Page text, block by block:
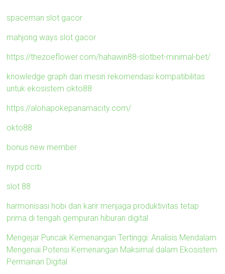
spaceman slot gacor
mahjong ways slot gacor
https://thezoeflower.com/hahawin88-slotbet-minimal-bet/
knowledge graph dan mesin rekomendasi kompatibilitas
untuk ekosistem okto88
https://alohapokepanamacity.com/
okto88
bonus new member
nypd ccrb
slot 88
harmonisasi hobi dan karir menjaga produktivitas tetap
prima di tengah gempuran hiburan digital
Mengejar Puncak Kemenangan Tertinggi: Analisis Mendalam
Mengenai Potensi Kemenangan Maksimal dalam Ekosistem
Permainan Digital